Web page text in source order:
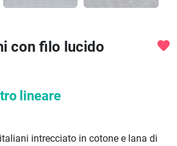
con filo lucido favorite
lineare
intrecciato in cotone e lana di